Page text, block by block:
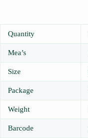
Quantity
Mea’s
Size
Package
Weight
Barcode